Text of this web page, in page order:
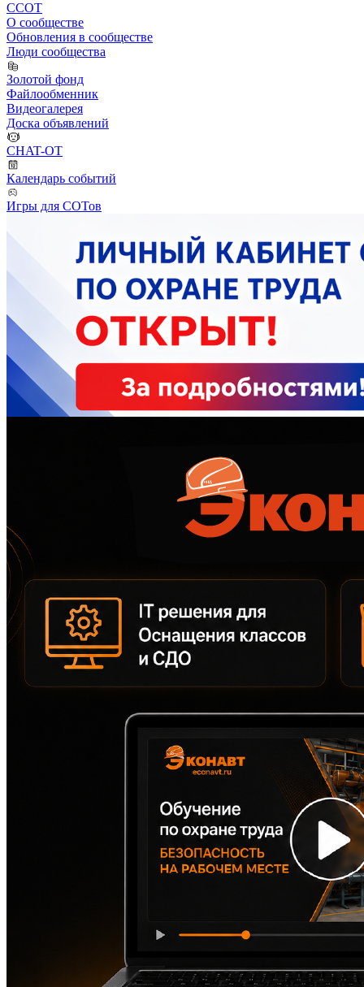
ССОТ
О сообществе
Обновления в сообществе
Люди сообщества
Золотой фонд
Файлообменник
Видеогалерея
Доска объявлений
CHAT-OT
Календарь событий
Игры для СОТов